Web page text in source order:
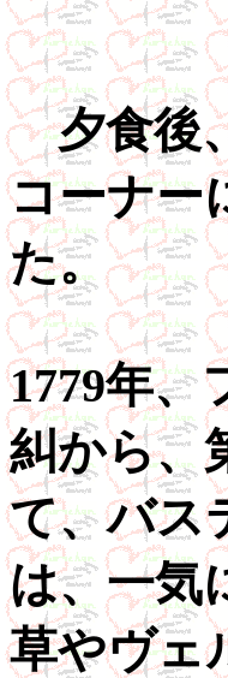
夕食後、
コーナー
た。
1779年、
糾から、
て、バス
は、一気
草やヴェ